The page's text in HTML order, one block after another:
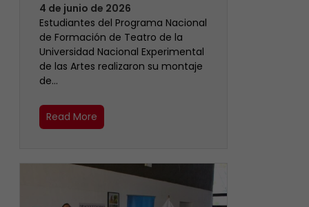
4 de junio de 2026
Estudiantes del Programa Nacional
de Formación de Teatro de la
Universidad Nacional Experimental
de las Artes realizaron su montaje
de…
Read More